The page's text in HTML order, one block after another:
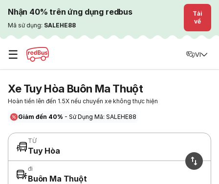
Nhận 40% trên ứng dụng redbus
Mã sử dụng: SALEHE88
Tải
về
☰ VI
Xe Tuy Hòa Buôn Ma Thuột
Hoàn tiền lên đến 1.5X nếu chuyến xe không thực hiện
Giảm đến 40% - Sử Dụng Mã: SALEHE88
TỪ
Tuy Hòa
đi
Buôn Ma Thuột